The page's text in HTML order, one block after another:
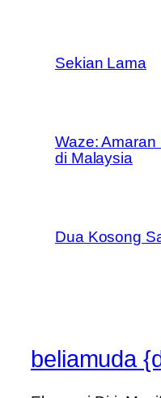
Sekian Lama
Waze: Amaran
di Malaysia
Dua Kosong
beliamuda